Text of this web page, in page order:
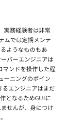
実務経験者は非常
ムでは定期メンテ
ようなものもあ
バーエンジニアは
マンドを操作した程
ーニングのポイン
るエンジニアはまだ
となるためGUIに
せんが、身につけ